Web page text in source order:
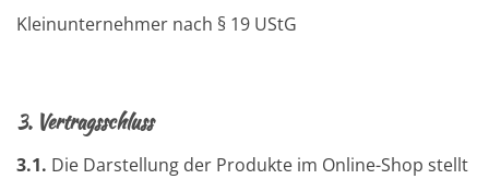
Kleinunternehmer nach § 19 UStG
3. Vertragsschluss
3.1. Die Darstellung der Produkte im Online-Shop stellt